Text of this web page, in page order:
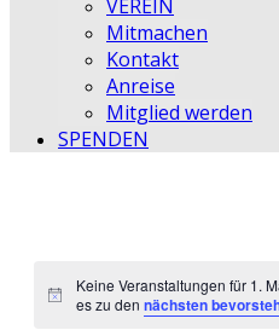
VEREIN
Mitmachen
Kontakt
Anreise
Mitglied werden
SPENDEN
Hinweis
Keine Veranstaltungen für 1.
es zu dennächsten